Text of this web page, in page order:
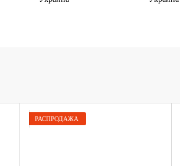
РАСПРОДАЖА